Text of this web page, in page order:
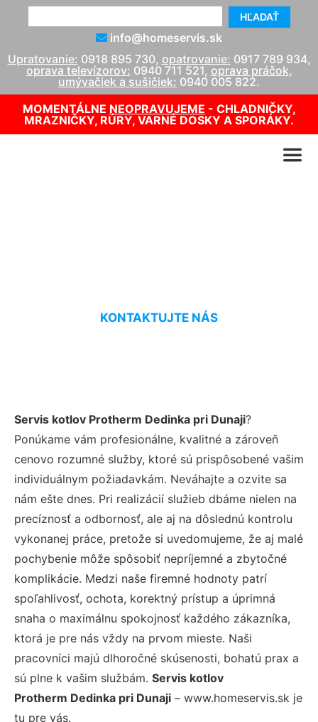
HĽADAŤ
info@homeservis.sk
Upratovanie: 0918 895 730, opatrovanie: 0917 789 934,
oprava televízorov: 0940 711 521, oprava práčok,
umývačiek a sušičiek: 0940 005 822.
MOMENTÁLNE NEOPRAVUJEME - CHLADNIČKY,
MRAZNIČKY, RÚRY, VARNÉ DOSKY A SPORÁKY.
KONTAKTUJTE NÁS
Servis kotlov Protherm Dedinka pri Dunaji?
Ponúkame vám profesionálne, kvalitné a zároveň
cenovo rozumné služby, ktoré sú prispôsobené vašim
individuálnym požiadavkám. Neváhajte a ozvite sa
nám ešte dnes. Pri realizácií služieb dbáme nielen na
precíznosť a odbornosť, ale aj na dôslednú kontrolu
vykonanej práce, pretože si uvedomujeme, že aj malé
pochybenie môže spôsobiť nepríjemné a zbytočné
komplikácie. Medzi naše firemné hodnoty patrí
spoľahlivosť, ochota, korektný prístup a úprimná
snaha o maximálnu spokojnosť každého zákazníka,
ktorá je pre nás vždy na prvom mieste. Naši
pracovníci majú dlhoročné skúsenosti, bohatú prax a
sú plne k vašim službám. Servis kotlov
Protherm Dedinka pri Dunaji – www.homeservis.sk je
tu pre vás.